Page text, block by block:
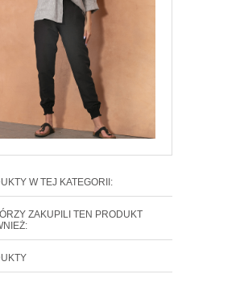
W TEJ KATEGORII:
ZAKUPILI TEN PRODUKT